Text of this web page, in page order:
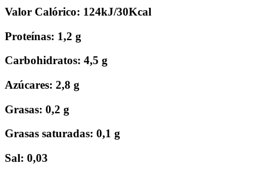
Valor Calórico: 124kJ/30Kcal
Proteínas: 1,2 g
Carbohidratos: 4,5 g
Azúcares: 2,8 g
Grasas: 0,2 g
Grasas saturadas: 0,1 g
Sal: 0,03